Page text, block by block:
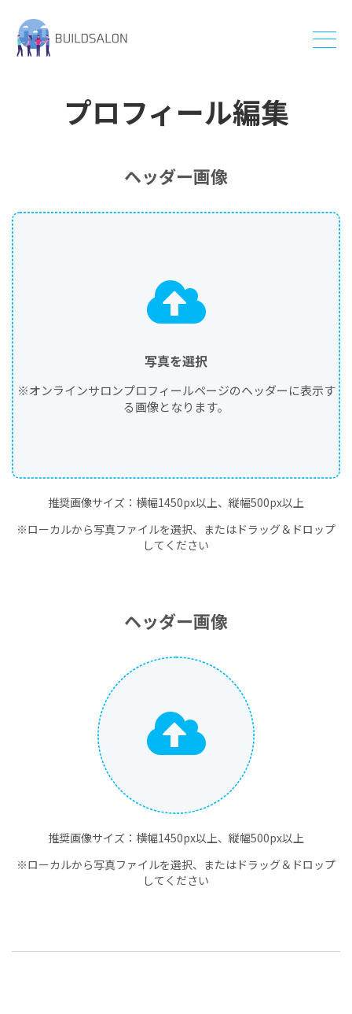
プロフィール編集
ヘッダー画像
写真を選択
※オンラインサロンプロフィールページのヘッダーに表示す
る画像となります。
推奨画像サイズ：横幅1450px以上、縦幅500px以上
※ローカルから写真ファイルを選択、またはドラッグ＆ドロップ
してください
ヘッダー画像
推奨画像サイズ：横幅1450px以上、縦幅500px以上
※ローカルから写真ファイルを選択、またはドラッグ＆ドロップ
してください